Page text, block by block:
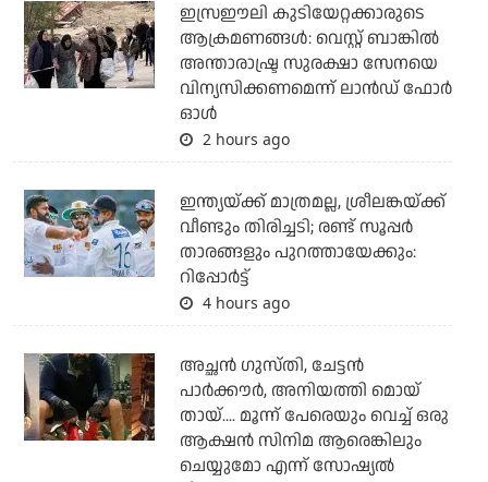
ഇസ്രഈലി കുടിയേറ്റക്കാരുടെ
ആക്രമണങ്ങള്‍: വെസ്റ്റ് ബാങ്കില്‍
അന്താരാഷ്ട്ര സുരക്ഷാ സേനയെ
വിന്യസിക്കണമെന്ന് ലാന്‍ഡ് ഫോര്‍
ഓള്‍
2 hours ago
ഇന്ത്യയ്ക്ക് മാത്രമല്ല, ശ്രീലങ്കയ്ക്ക്
വീണ്ടും തിരിച്ചടി; രണ്ട് സൂപ്പര്‍
താരങ്ങളും പുറത്തായേക്കും:
റിപ്പോര്‍ട്ട്
4 hours ago
അച്ഛന്‍ ഗുസ്തി, ചേട്ടന്‍
പാര്‍ക്കൗര്‍, അനിയത്തി മൊയ്
തായ്.... മൂന്ന് പേരെയും വെച്ച് ഒരു
ആക്ഷന്‍ സിനിമ ആരെങ്കിലും
ചെയ്യുമോ എന്ന് സോഷ്യല്‍